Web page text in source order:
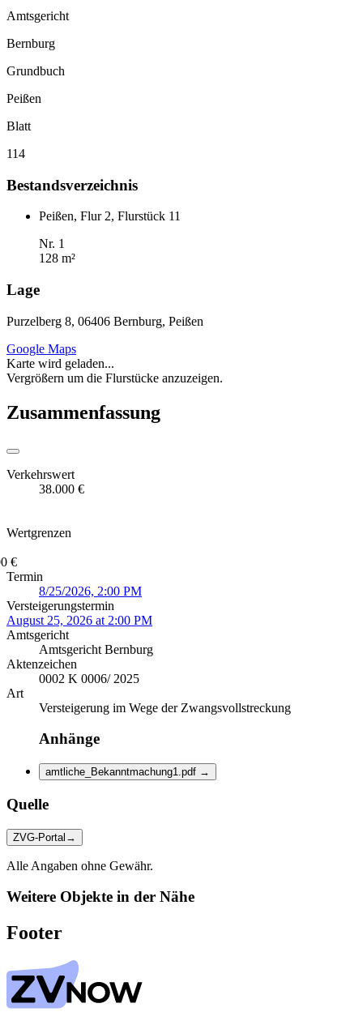
Amtsgericht
Bernburg
Grundbuch
Peißen
Blatt
114
Bestandsverzeichnis
Peißen, Flur 2, Flurstück 11
Nr. 1
128 m²
Lage
Purzelberg 8, 06406 Bernburg, Peißen
Google Maps
Karte wird geladen...
Vergrößern um die Flurstücke anzuzeigen.
Zusammenfassung
Verkehrswert
38.000 €
Wertgrenzen
€
Termin
8/25/2026, 2:00 PM
Versteigerungstermin
August 25, 2026 at 2:00 PM
Amtsgericht
Amtsgericht Bernburg
Aktenzeichen
0002 K 0006/ 2025
Art
Versteigerung im Wege der Zwangsvollstreckung
Anhänge
amtliche_Bekanntmachung1.pdf →
Quelle
ZVG-Portal →
Alle Angaben ohne Gewähr.
Weitere Objekte in der Nähe
Footer